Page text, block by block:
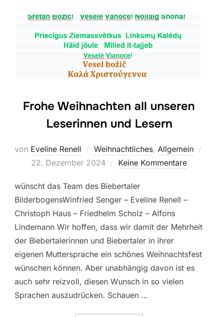
Frohe Weihnachten all unseren
Leserinnen und Lesern
von Eveline Renell Weihnachtliches, Allgemein
Veröffentlicht
22. Dezember 2024 Keine Kommentare
wünscht das Team des Biebertaler
BilderbogensWinfried Senger – Eveline Renell –
Christoph Haus – Friedhelm Scholz – Alfons
Lindemann Wir hoffen, dass wir damit der Mehrheit
der Biebertalerinnen und Biebertaler in ihrer
eigenen Muttersprache ein schönes Weihnachtsfest
wünschen können. Aber unabhängig davon ist es
auch sehr reizvoll, diesen Wunsch in so vielen
Sprachen auszudrücken. Schauen …